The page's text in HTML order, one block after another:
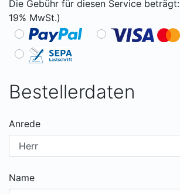
Die Gebühr für diesen Service beträgt:
19% MwSt.)
Bestellerdaten
Anrede
Name